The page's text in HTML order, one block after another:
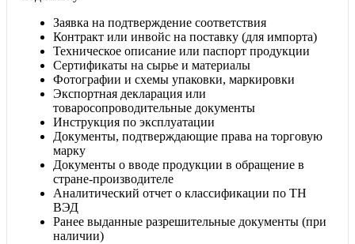
Заявка на подтверждение соответствия
Контракт или инвойс на поставку (для импорта)
Техническое описание или паспорт продукции
Сертификаты на сырье и материалы
Фотографии и схемы упаковки, маркировки
Экспортная декларация или
товаросопроводительные документы
Инструкция по эксплуатации
Документы, подтверждающие права на торговую
марку
Документы о вводе продукции в обращение в
стране-производителе
Аналитический отчет о классификации по ТН
ВЭД
Ранее выданные разрешительные документы (при
наличии)